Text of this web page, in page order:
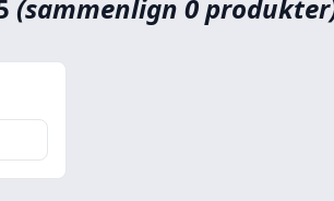
(sammenlign 0